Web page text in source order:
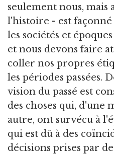
seulement nous, mais
l'histoire - est
les sociétés et
et nous devons faire
coller nos propres
les périodes passées.
vision du passé est
des choses qui, d'une
autre, ont survécu à
qui est dû à des
décisions prises par